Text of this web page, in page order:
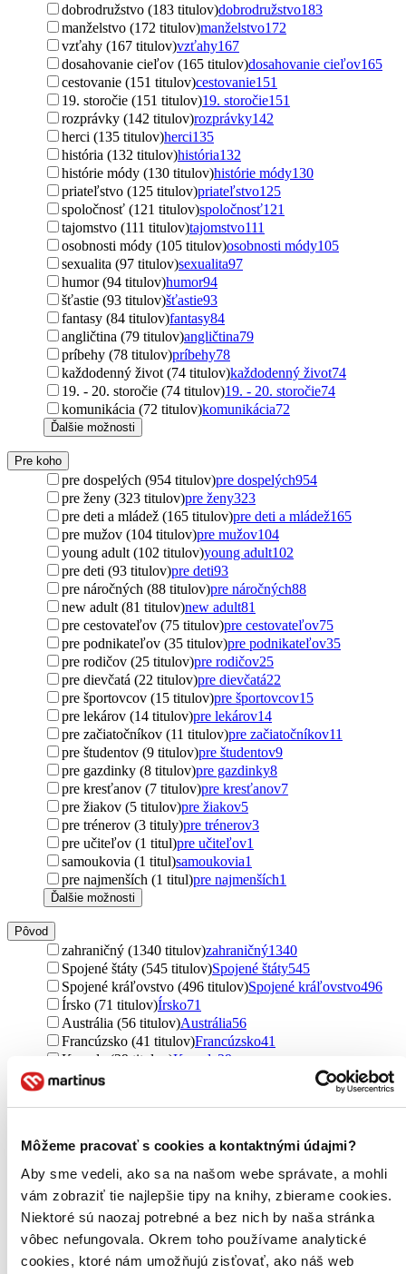
Môžeme pracovať s cookies a kontaktnými údajmi?
Aby sme vedeli, ako sa na našom webe správate, a mohli
vám zobraziť tie najlepšie tipy na knihy, zbierame cookies.
Niektoré sú naozaj potrebné a bez nich by naša stránka
vôbec nefungovala. Okrem toho používame analytické
cookies, ktoré nám umožňujú zisťovať, ako náš web
dobrodružstvo (183 titulov)dobrodružstvo183
manželstvo (172 titulov)manželstvo172
vzťahy (167 titulov)vzťahy167
dosahovanie cieľov (165 titulov)dosahovanie cieľov165
cestovanie (151 titulov)cestovanie151
19. storočie (151 titulov)19. storočie151
rozprávky (142 titulov)rozprávky142
herci (135 titulov)herci135
história (132 titulov)história132
histórie módy (130 titulov)histórie módy130
priateľstvo (125 titulov)priateľstvo125
spoločnosť (121 titulov)spoločnosť121
tajomstvo (111 titulov)tajomstvo111
osobnosti módy (105 titulov)osobnosti módy105
sexualita (97 titulov)sexualita97
humor (94 titulov)humor94
šťastie (93 titulov)šťastie93
fantasy (84 titulov)fantasy84
angličtina (79 titulov)angličtina79
príbehy (78 titulov)príbehy78
každodenný život (74 titulov)každodenný život74
19. - 20. storočie (74 titulov)19. - 20. storočie74
komunikácia (72 titulov)komunikácia72
Ďalšie možnosti
Pre koho
pre dospelých (954 titulov)pre dospelých954
pre ženy (323 titulov)pre ženy323
pre deti a mládež (165 titulov)pre deti a mládež165
pre mužov (104 titulov)pre mužov104
young adult (102 titulov)young adult102
pre deti (93 titulov)pre deti93
pre náročných (88 titulov)pre náročných88
new adult (81 titulov)new adult81
pre cestovateľov (75 titulov)pre cestovateľov75
pre podnikateľov (35 titulov)pre podnikateľov35
pre rodičov (25 titulov)pre rodičov25
pre dievčatá (22 titulov)pre dievčatá22
pre športovcov (15 titulov)pre športovcov15
pre lekárov (14 titulov)pre lekárov14
pre začiatočníkov (11 titulov)pre začiatočníkov11
pre študentov (9 titulov)pre študentov9
pre gazdinky (8 titulov)pre gazdinky8
pre kresťanov (7 titulov)pre kresťanov7
pre žiakov (5 titulov)pre žiakov5
pre trénerov (3 tituly)pre trénerov3
pre učiteľov (1 titul)pre učiteľov1
samoukovia (1 titul)samoukovia1
pre najmenších (1 titul)pre najmenších1
Ďalšie možnosti
Pôvod
zahraničný (1340 titulov)zahraničný1340
Spojené štáty (545 titulov)Spojené štáty545
Spojené kráľovstvo (496 titulov)Spojené kráľovstvo496
Írsko (71 titulov)Írsko71
Austrália (56 titulov)Austrália56
Francúzsko (41 titulov)Francúzsko41
Kanada (29 titulov)Kanada 29
Japonsko (29 titulov)
Rakúsko (13 titulov)Rakúsko13
Slovensko (12 titulov) Slovensko12
Nórsko (11 titulov)
Brazília (10 titulov)Brazília10
Holandsko (8 titulov)Holandsko8
Peru (7 titulov) Peru7
Irán (6 titulov) Irán6